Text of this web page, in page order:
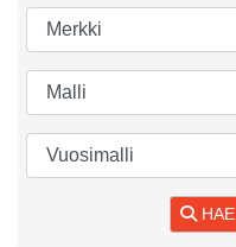
HAE